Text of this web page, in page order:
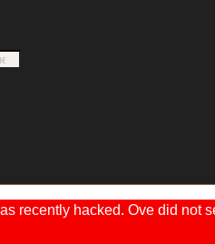
recently hacked. Ove did not